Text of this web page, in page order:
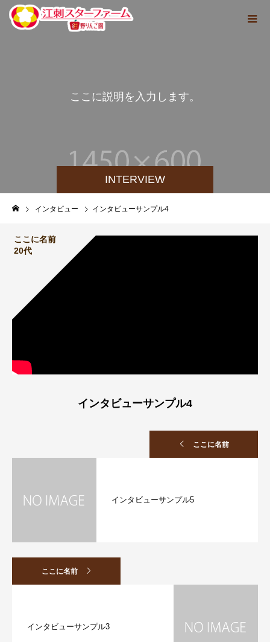
INTERVIEW
こ こ に説明 を 入 力 し ま す。
インタビュー インタビューサンプル4
ここに名前
20代
インタビューサンプル4
ここに名前
インタビューサンプル5
ここに名前
インタビューサンプル3